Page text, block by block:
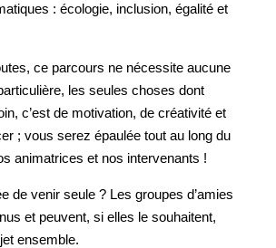
: écologie, inclusion, égalité et
ce parcours ne nécessite aucune
les seules choses dont
c’est de motivation, de créativitéet
; vous serez épaulée tout au long du
animatrices et nos intervenants !
de venir seule ? Les groupes d’amies
et peuvent, si elles le souhaitent,
ensemble.